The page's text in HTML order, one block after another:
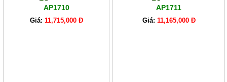
AP1710
Giá: 11,715,000 Đ
AP1711
Giá: 11,165,000 Đ